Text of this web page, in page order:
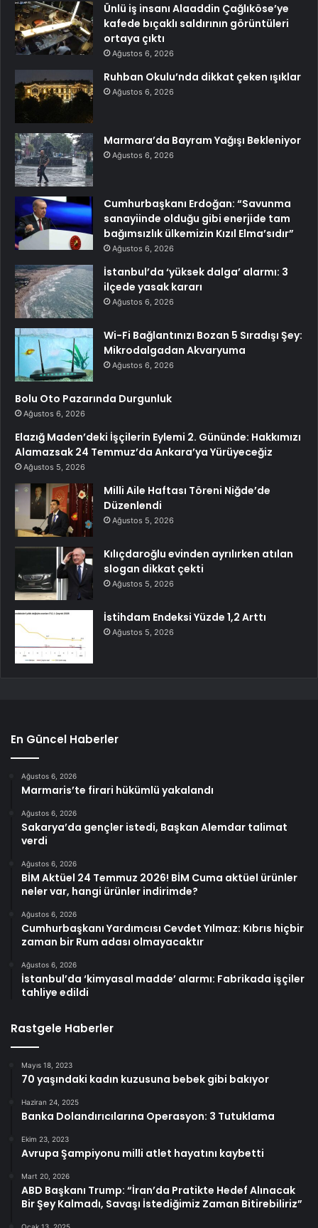
Ünlü iş insanı Alaaddin Çağlıköse’ye
kafede bıçaklı saldırının görüntüleri
ortaya çıktı
Ağustos 6, 2026
Ruhban Okulu’nda dikkat çeken ışıklar
Ağustos 6, 2026
Marmara’da Bayram Yağışı Bekleniyor
Ağustos 6, 2026
Cumhurbaşkanı Erdoğan: “Savunma
sanayiinde olduğu gibi enerjide tam
bağımsızlık ülkemizin Kızıl Elma’sıdır”
Ağustos 6, 2026
İstanbul’da ‘yüksek dalga’ alarmı: 3
ilçede yasak kararı
Ağustos 6, 2026
Wi-Fi Bağlantınızı Bozan 5 Sıradışı Şey:
Mikrodalgadan Akvaryuma
Ağustos 6, 2026
Bolu Oto Pazarında Durgunluk
Ağustos 6, 2026
Elazığ Maden’deki İşçilerin Eylemi 2. Gününde: Hakkımızı
Alamazsak 24 Temmuz’da Ankara’ya Yürüyeceğiz
Ağustos 5, 2026
Milli Aile Haftası Töreni Niğde’de
Düzenlendi
Ağustos 5, 2026
Kılıçdaroğlu evinden ayrılırken atılan
slogan dikkat çekti
Ağustos 5, 2026
İstihdam Endeksi Yüzde 1,2 Arttı
Ağustos 5, 2026
En Güncel Haberler
Ağustos 6, 2026
Marmaris’te firari hükümlü yakalandı
Ağustos 6, 2026
Sakarya’da gençler istedi, Başkan Alemdar talimat
verdi
Ağustos 6, 2026
BİM Aktüel 24 Temmuz 2026! BİM Cuma aktüel ürünler
neler var, hangi ürünler indirimde?
Ağustos 6, 2026
Cumhurbaşkanı Yardımcısı Cevdet Yılmaz: Kıbrıs hiçbir
zaman bir Rum adası olmayacaktır
Ağustos 6, 2026
İstanbul’da ‘kimyasal madde’ alarmı: Fabrikada işçiler
tahliye edildi
Rastgele Haberler
Mayıs 18, 2023
70 yaşındaki kadın kuzusuna bebek gibi bakıyor
Haziran 24, 2025
Banka Dolandırıcılarına Operasyon: 3 Tutuklama
Ekim 23, 2023
Avrupa Şampiyonu milli atlet hayatını kaybetti
Mart 20, 2026
ABD Başkanı Trump: “İran’da Pratikte Hedef Alınacak
Bir Şey Kalmadı, Savaşı İstediğimiz Zaman Bitirebiliriz”